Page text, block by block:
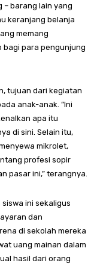
– barang lain yang
keranjang belanja
memang
bagi para pengunjung
tujuan dari kegiatan
anak-anak. ”Ini
apa itu
di sini. Selain itu,
mikrolet,
profesi sopir
pasar ini,” terangnya.
ini sekaligus
dan
di sekolah mereka
uang mainan dalam
hasil dari orang